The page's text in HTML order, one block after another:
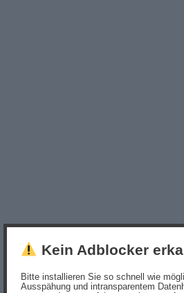
Kein Adblocker
Bitte installieren Sie so schnell wie
Ausspähung und intransparentem